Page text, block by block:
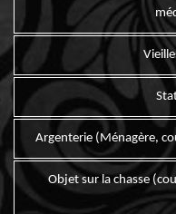
Argenterie (Ménagère,
Objet sur la chasse